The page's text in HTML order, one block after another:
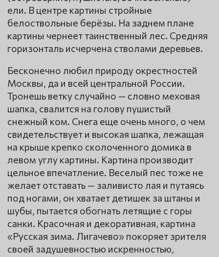
ели. В центре картины стройные
белоствольные берёзы. На заднем плане
картины чернеет таинственный лес. Средняя
горизонталь исчерчена стволами деревьев.
Бесконечно любил природу окрестностей
Москвы, да и всей центральной России.
Тронешь ветку случайно — словно меховая
шапка, свалится на голову пушистый
снежный ком. Снега еще очень много, о чем
свидетельствует и высокая шапка, лежащая
на крыше крепко сколоченного домика в
левом углу картины. Картина производит
цельное впечатление. Веселый пес тоже не
желает отставать — заливисто лая и путаясь
под ногами, он хватает детишек за штаны и
шубы, пытается обогнать летящие с горы
санки. Красочная и декоративная, картина
«Русская зима. Лигачево» покоряет зрителя
своей задушевностью искренностью,